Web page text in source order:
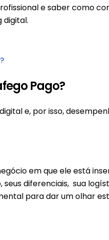
e saber como
digital.
Pago?
e, por isso,
em que ele está
diferenciais, sua
para dar um olhar